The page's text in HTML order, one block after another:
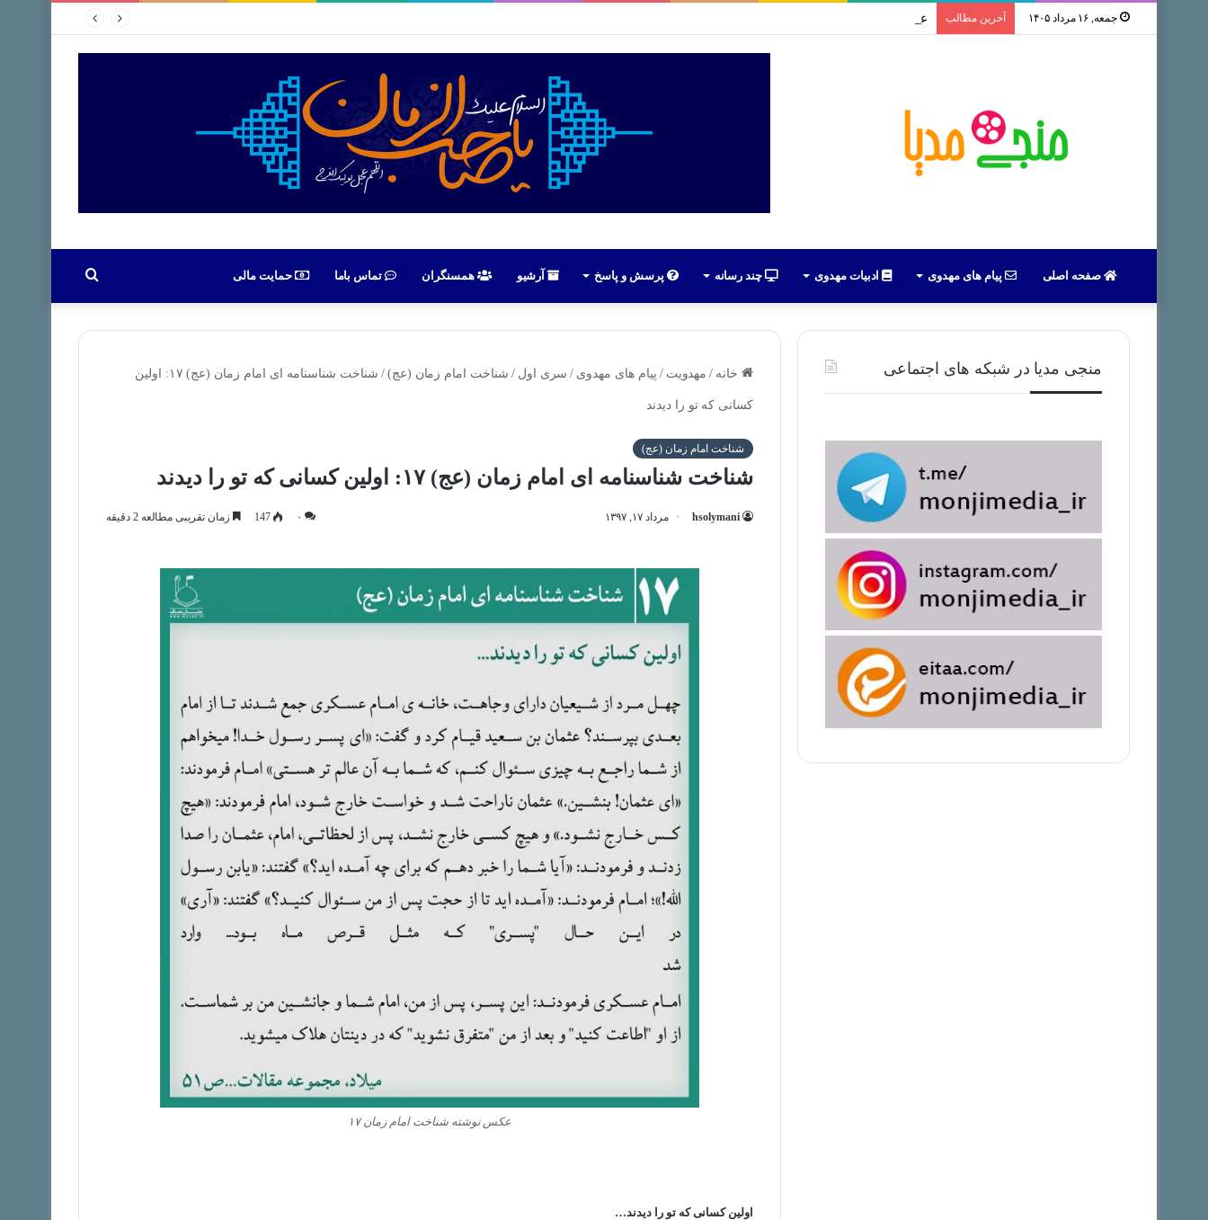
جمعه, ۱۶ مرداد ۱۴۰۵ آخرین مطالب علل و پیامدهای بازداشت رهبران حسینیون آذربایجان در ایران | علی اکبر رائفی پور
صفحه اصلی پیام های مهدوی ادبیات مهدوی چند رسانه پرسش و پاسخ آرشیو همسنگران تماس باما حمایت مالی
خانه / مهدویت / پیام های مهدوی / سری اول / شناخت امام زمان (عج) / شناخت شناسنامه ای امام زمان (عج) ۱۷: اولین
کسانی که تو را دیدند
شناخت امام زمان (عج)
شناخت شناسنامه ای امام زمان (عج) ۱۷: اولین کسانی که تو را دیدند
hsolymani مرداد ۱۷, ۱۳۹۷ ۰ 147 زمان تقریبی مطالعه 2 دقیقه
عکس نوشته شناخت امام زمان ۱۷
اولین کسانی که تو را دیدند…
منجی مدیا در شبکه های اجتماعی